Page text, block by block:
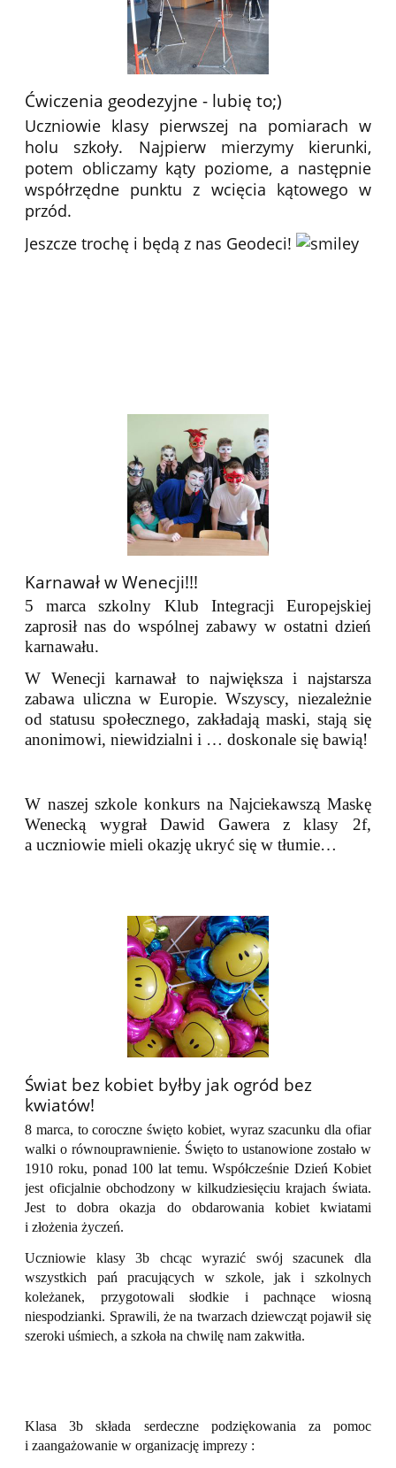
Ćwiczenia geodezyjne - lubię to;)
Uczniowie klasy pierwszej na pomiarach w
holu szkoły. Najpierw mierzymy kierunki,
potem obliczamy kąty poziome, a następnie
współrzędne punktu z wcięcia kątowego w
przód.
Jeszcze trochę i będą z nas Geodeci!
Karnawał w Wenecji!!!
5 marca szkolny Klub Integracji Europejskiej
zaprosił nas do wspólnej zabawy w ostatni dzień
karnawału.
W Wenecji karnawał to największa i najstarsza
zabawa uliczna w Europie. Wszyscy, niezależnie
od statusu społecznego, zakładają maski, stają się
anonimowi, niewidzialni i … doskonale się bawią!
W naszej szkole konkurs na Najciekawszą Maskę
Wenecką wygrał Dawid Gawera z klasy 2f,
a uczniowie mieli okazję ukryć się w tłumie…
​​​​​​​Świat bez kobiet byłby jak ogród bez
kwiatów!
8 marca, to coroczne święto kobiet, wyraz szacunku dla ofiar
walki o równouprawnienie. Święto to ustanowione zostało w
1910 roku, ponad 100 lat temu. Współcześnie Dzień Kobiet
jest oficjalnie obchodzony w kilkudziesięciu krajach świata.
Jest to dobra okazja do obdarowania kobiet kwiatami
i złożenia życzeń.
Uczniowie klasy 3b chcąc wyrazić swój szacunek dla
wszystkich pań pracujących w szkole, jak i szkolnych
koleżanek, przygotowali słodkie i pachnące wiosną
niespodzianki. Sprawili, że na twarzach dziewcząt pojawił się
szeroki uśmiech, a szkoła na chwilę nam zakwitła.
Klasa 3b składa serdeczne podziękowania za pomoc
i zaangażowanie w organizację imprezy :